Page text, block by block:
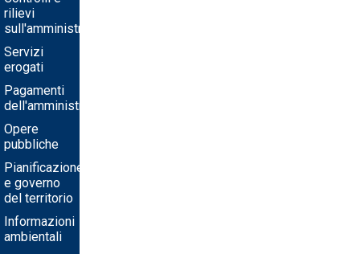
rilievi
sull'amministrazione
Servizi
erogati
Pagamenti
dell'amministrazione
Opere
pubbliche
Pianificazione
e governo
del territorio
Informazioni
ambientali